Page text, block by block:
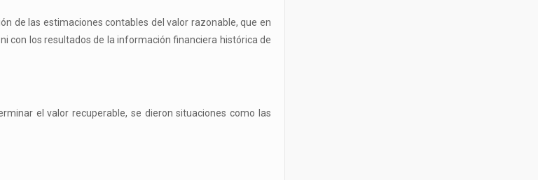
de las estimaciones contables del valor razonable, que en
con los resultados de la información financiera histórica de
el valor recuperable, se dieron situaciones como las